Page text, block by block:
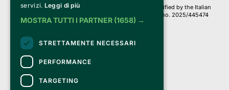
Clappit is based on the Belive 6.2 ticketing platform, certified by the Italian
Revenue Agency (Agenzia delle Entrate) under protocol no. 2025/445474
dated November 6, 2025.
On Clappit your purchases and your data
they are secure and protected by an SSL certificate
with 128-bit encryption.
servizi. Leggi di più
MOSTRA TUTTI I PARTNER (1658) →
STRETTAMENTE NECESSARI
PERFORMANCE
TARGETING